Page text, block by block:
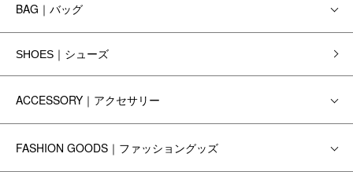
BAG｜バッグ
SHOES｜シューズ
ACCESSORY｜アクセサリー
FASHION GOODS｜ファッショングッズ